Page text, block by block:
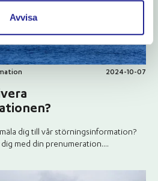
Avvisa
2024-10-07
dig till vår störningsinformation?
med din prenumeration....